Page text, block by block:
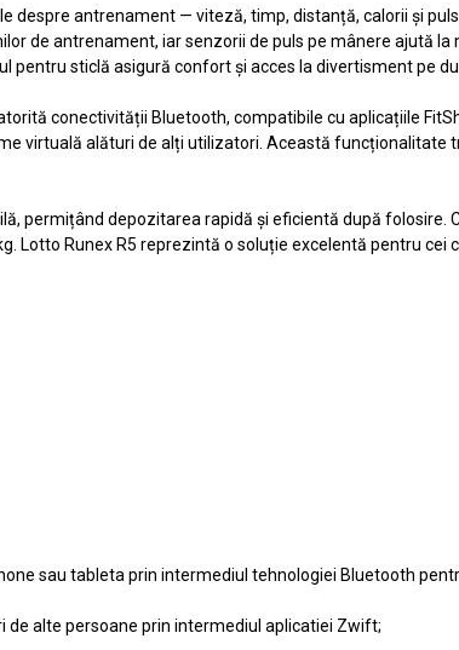
despre antrenament — viteză, timp, distanță, calorii și
de antrenament, iar senzorii de puls pe mânere ajută
sticlă asigură confort și acces la divertisment pe
conectivității Bluetooth, compatibile cu aplicațiile
virtuală alături de alți utilizatori. Această
permițând depozitarea rapidă și eficientă după folosire.
Lotto Runex R5 reprezintă o soluție excelentă pentru
sau tableta prin intermediul tehnologiei Bluetooth
alte persoane prin intermediul aplicatiei Zwift;